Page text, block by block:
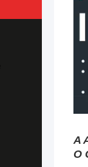
A
O